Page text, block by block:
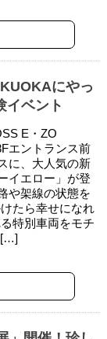
にやっ
イベント
E・ZO
エントランス前
に、大人気の新
イエロー」が登
や架線の状態を
たら幸せになれ
特別車両をモチ
[…]